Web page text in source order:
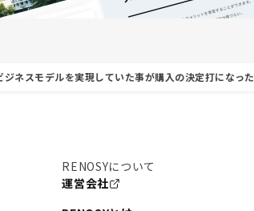
ネスモデルを実現していた事が購入の決定打になった
RENOSYについて
運営会社